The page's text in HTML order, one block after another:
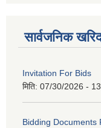
सार्वजनिक
Invitation For Bids
मिति: 07/30/2026 -
Bidding Documents